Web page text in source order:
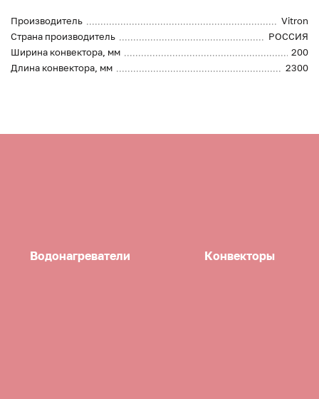
Производитель
Vitron
Страна производитель
РОССИЯ
Ширина конвектора, мм
200
Длина конвектора, мм
2300
Водонагреватели Конвекторы